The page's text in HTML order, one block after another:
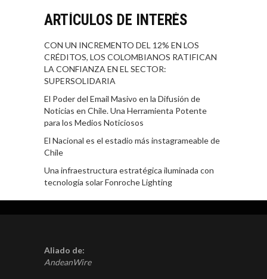
ARTÍCULOS DE INTERÉS
CON UN INCREMENTO DEL 12% EN LOS
CRÉDITOS, LOS COLOMBIANOS RATIFICAN
LA CONFIANZA EN EL SECTOR:
SUPERSOLIDARIA
El Poder del Email Masivo en la Difusión de
Noticias en Chile. Una Herramienta Potente
para los Medios Noticiosos
El Nacional es el estadio más instagrameable de
Chile
Una infraestructura estratégica iluminada con
tecnología solar Fonroche Lighting
Aliado de:
AndeanWire